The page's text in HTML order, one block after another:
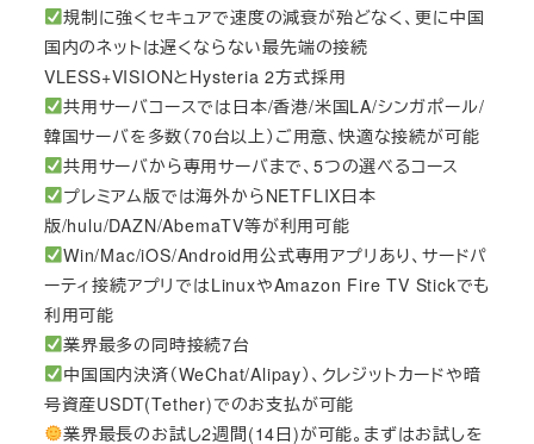
規制に強くセキュアで速度の減衰が殆どなく、更に中国
国内のネットは遅くならない最先端の接続
VLESS+VISIONとHysteria 2方式採用
共用サーバコースでは日本/香港/米国LA/シンガポール/
韓国サーバを多数（70台以上）ご用意、快適な接続が可能
共用サーバから専用サーバまで、5つの選べるコース
プレミアム版では海外からNETFLIX日本
版/hulu/DAZN/AbemaTV等が利用可能
Win/Mac/iOS/Android用公式専用アプリあり、サードパ
ーティ接続アプリではLinuxやAmazon Fire TV Stickでも
利用可能
業界最多の同時接続7台
中国国内決済（WeChat/Alipay）、クレジットカードや暗
号資産USDT(Tether)でのお支払が可能
業界最長のお試し2週間(14日)が可能。まずはお試しを